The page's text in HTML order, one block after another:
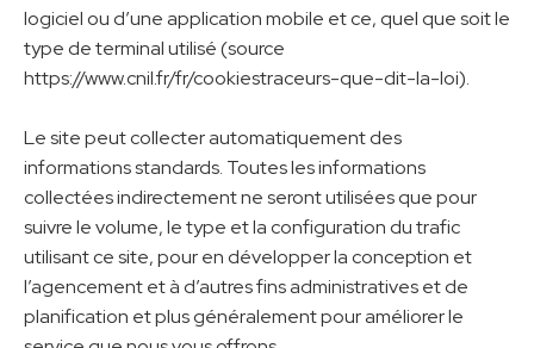
logiciel ou d’une application mobile et ce, quel que soit le
type de terminal utilisé (source
https://www.cnil.fr/fr/cookiestraceurs-que-dit-la-loi).
Le site peut collecter automatiquement des
informations standards. Toutes les informations
collectées indirectement ne seront utilisées que pour
suivre le volume, le type et la configuration du trafic
utilisant ce site, pour en développer la conception et
l’agencement et à d’autres fins administratives et de
planification et plus généralement pour améliorer le